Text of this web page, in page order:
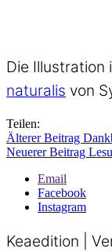
Die Illustration
naturalis von
Teilen:
Älterer Beitrag
Neuerer Beitrag
Email
Facebook
Instagram
Keaedition |